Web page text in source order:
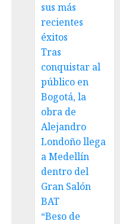
sus más
recientes
éxitos
Tras
conquistar al
público en
Bogotá, la
obra de
Alejandro
Londoño llega
a Medellín
dentro del
Gran Salón
BAT
“Beso de